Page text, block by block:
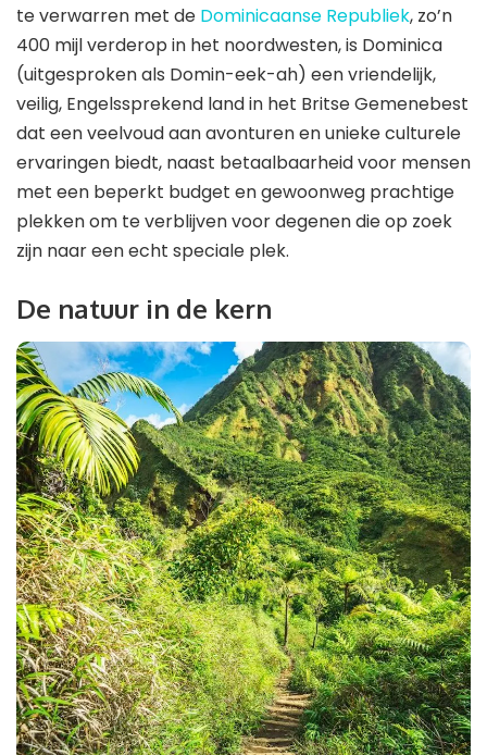
te verwarren met de Dominicaanse Republiek, zo’n
400 mijl verderop in het noordwesten, is Dominica
(uitgesproken als Domin-eek-ah) een vriendelijk,
veilig, Engelssprekend land in het Britse Gemenebest
dat een veelvoud aan avonturen en unieke culturele
ervaringen biedt, naast betaalbaarheid voor mensen
met een beperkt budget en gewoonweg prachtige
plekken om te verblijven voor degenen die op zoek
zijn naar een echt speciale plek.
De natuur in de kern